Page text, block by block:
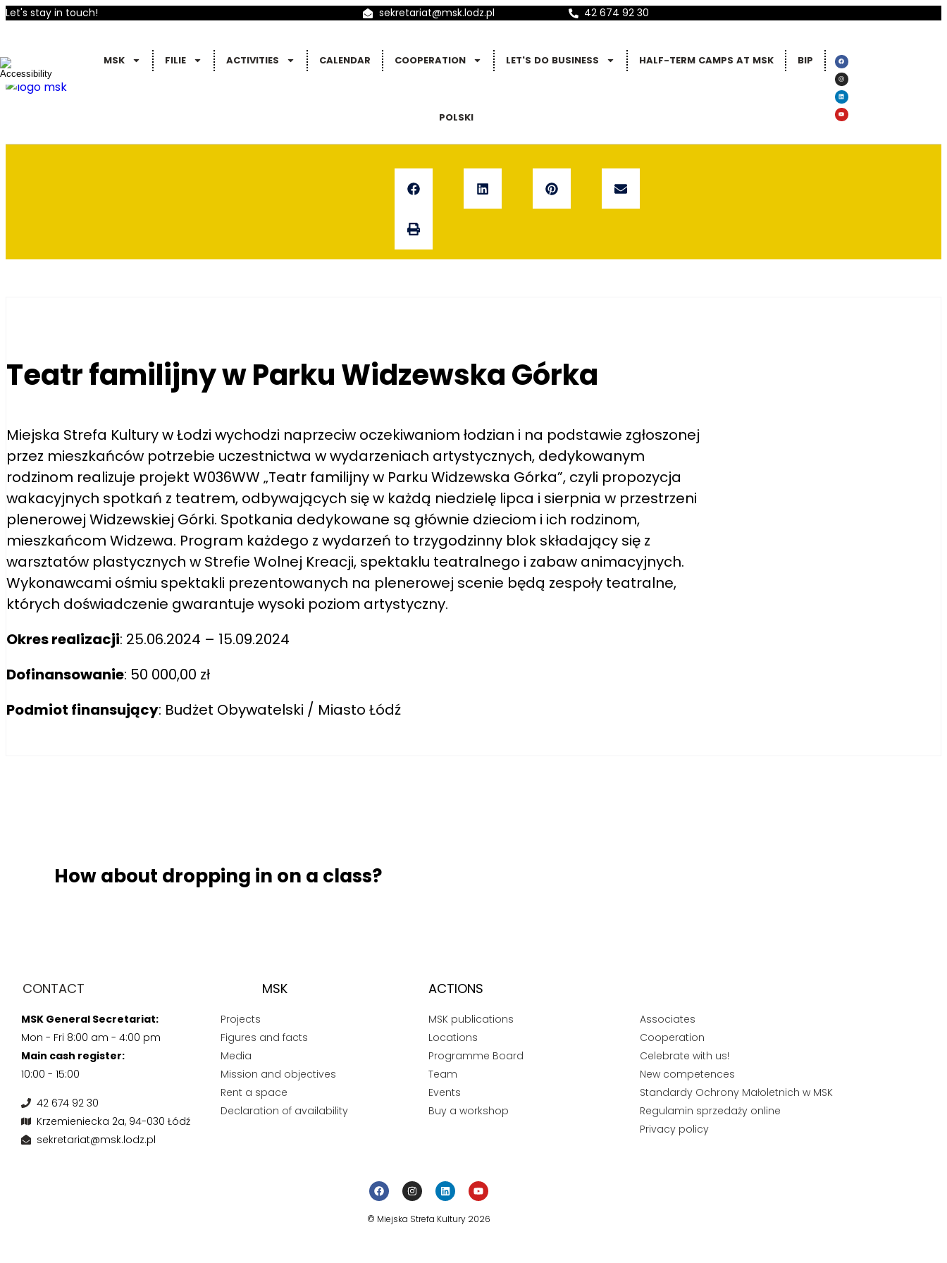
Let's stay in touch! sekretariat@msk.lodz.pl 42 674 92 30
MSK FILIE ACTIVITIES CALENDAR COOPERATION LET'S DO BUSINESS HALF-TERM CAMPS AT MSK BIP
POLSKI
Teatr familijny w Parku Widzewska Górka
Miejska Strefa Kultury w Łodzi wychodzi naprzeciw oczekiwaniom łodzian i na podstawie zgłoszonej
przez mieszkańców potrzebie uczestnictwa w wydarzeniach artystycznych, dedykowanym
rodzinom realizuje projekt W036WW „Teatr familijny w Parku Widzewska Górka”, czyli propozycja
wakacyjnych spotkań z teatrem, odbywających się w każdą niedzielę lipca i sierpnia w przestrzeni
plenerowej Widzewskiej Górki. Spotkania dedykowane są głównie dzieciom i ich rodzinom,
mieszkańcom Widzewa. Program każdego z wydarzeń to trzygodzinny blok składający się z
warsztatów plastycznych w Strefie Wolnej Kreacji, spektaklu teatralnego i zabaw animacyjnych.
Wykonawcami ośmiu spektakli prezentowanych na plenerowej scenie będą zespoły teatralne,
których doświadczenie gwarantuje wysoki poziom artystyczny.
Okres realizacji: 25.06.2024 – 15.09.2024
Dofinansowanie: 50 000,00 zł
Podmiot finansujący: Budżet Obywatelski / Miasto Łódź
How about dropping in on a class?
CONTACT MSK ACTIONS
MSK General Secretariat:
Mon - Fri 8:00 am - 4:00 pm
Main cash register:
10:00 - 15:00
42 674 92 30
Krzemieniecka 2a, 94-030 Łódź
sekretariat@msk.lodz.pl
Projects
Figures and facts
Media
Mission and objectives
Rent a space
Declaration of availability
MSK publications
Locations
Programme Board
Team
Events
Buy a workshop
Associates
Cooperation
Celebrate with us!
New competences
Standardy Ochrony Małoletnich w MSK
Regulamin sprzedaży online
Privacy policy
© Miejska Strefa Kultury 2026